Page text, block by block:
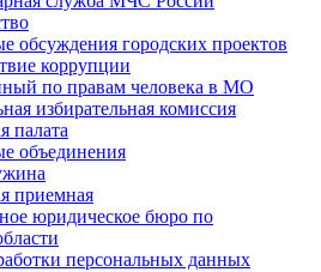
обсуждения городских проектов
коррупции
по правам человека в МО
избирательная комиссия
палата
объединения
приемная
юридическое бюро по
персональных данных